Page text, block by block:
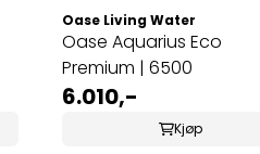
Oase Living Water
Oase Aquarius Eco
Premium | 6500
6.010,-
Kjøp